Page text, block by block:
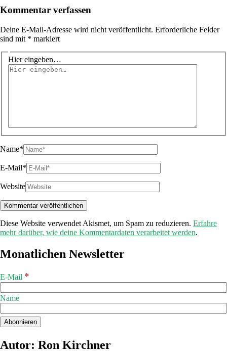
Kommentar verfassen
Deine E-Mail-Adresse wird nicht veröffentlicht. Erforderliche Felder
sind mit * markiert
Hier eingeben…
Name*
E-Mail*
Website
Diese Website verwendet Akismet, um Spam zu reduzieren. Erfahre
mehr darüber, wie deine Kommentardaten verarbeitet werden.
Monatlichen Newsletter
E-Mail *
Name
Autor: Ron Kirchner